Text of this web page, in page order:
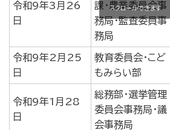
令和9年3月26
日
課・農業委員会事
務局・監査委員事
務局
令和9年2月25
日
教育委員会・こど
もみらい部
令和9年1月28
日
総務部・選挙管理
委員会事務局・議
会事務局
スクロールできます